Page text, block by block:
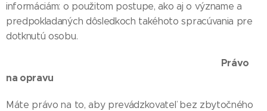
informáciám: o použitom postupe, ako aj o význame a
predpokladaných dôsledkoch takéhoto spracúvania pre
dotknutú osobu.
Právo
na opravu
Máte právo na to, aby prevádzkovateľ bez zbytočného